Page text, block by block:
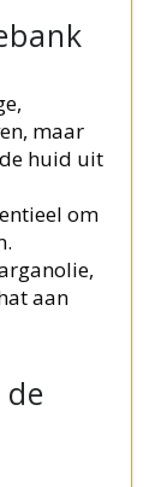
maar
huid uit
om
aan